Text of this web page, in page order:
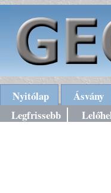
Nyitólap Ásvány
Legfrissebb